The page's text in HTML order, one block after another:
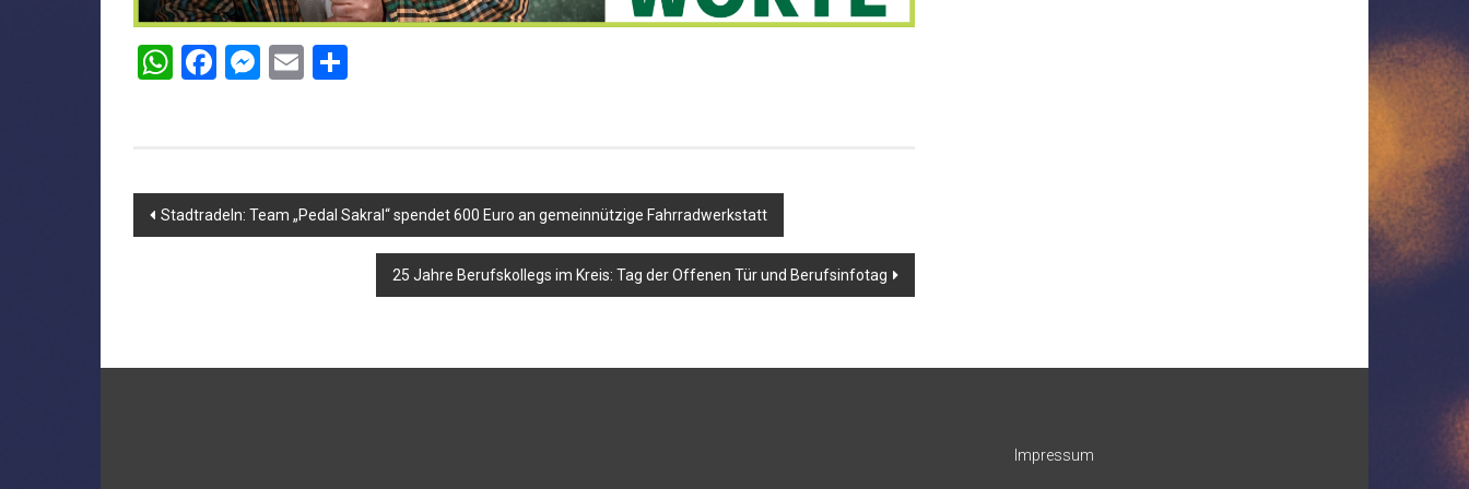
WhatsApp
Facebook
Messenger
Email
Beitragsnavigation
Stadtradeln: Team „Pedal Sakral“ spendet 600 Euro an gemeinnützige Fahrradwerkstatt
25 Jahre Berufskollegs im Kreis: Tag der Offenen Tür und Berufsinfotag
Impressum